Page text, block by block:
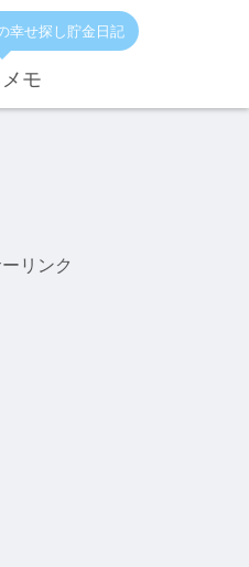
幸せ探し貯金日記
モ
リンク